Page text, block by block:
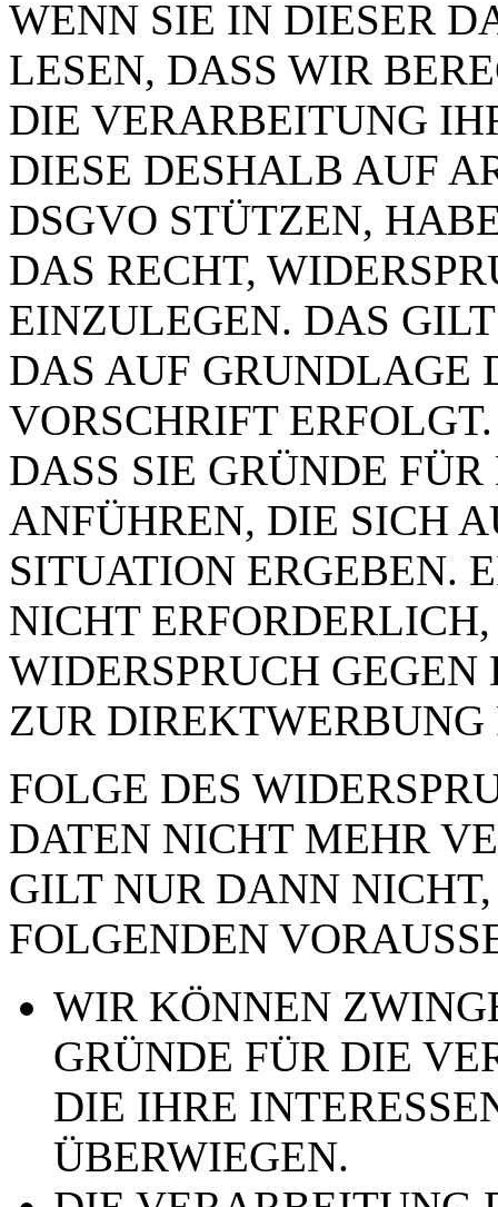
WENN SIE IN DIESER
LESEN, DASS WIR
DIE VERARBEITUNG
DIESE DESHALB AUF
DSGVO STÜTZEN,
DAS RECHT,
EINZULEGEN. DAS
DAS AUF GRUNDLAGE
VORSCHRIFT
DASS SIE GRÜNDE
ANFÜHREN, DIE SICH
SITUATION ERGEBEN.
NICHT
WIDERSPRUCH
ZUR DIREKTWERBUNG
FOLGE DES
DATEN NICHT MEHR
GILT NUR DANN
FOLGENDEN
WIR KÖNNEN
GRÜNDE FÜR DIE
DIE IHRE
ÜBERWIEGEN.